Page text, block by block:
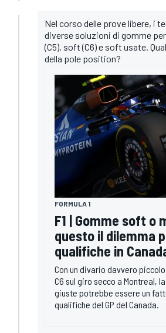
Nel corso delle prove libere, i
diverse soluzioni di gomme
(C5), soft (C6) e soft usate.
della pole position?
FORMULA 1
F1 | Gomme soft o
questo il dilemma
qualifiche in
Con un divario davvero
C6 sul giro secco a Montreal,
giuste potrebbe essere un
qualifiche del GP del Canada.